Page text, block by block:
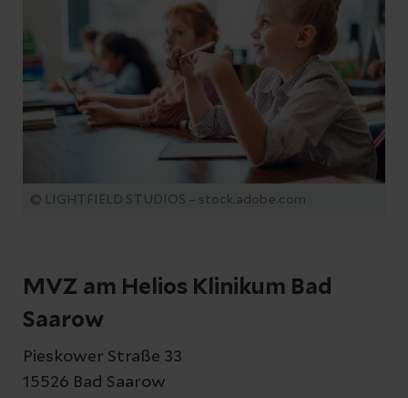
© LIGHTFIELD STUDIOS – stock.adobe.com
MVZ am Helios Klinikum Bad
Saarow
Pieskower Straße 33
15526 Bad Saarow